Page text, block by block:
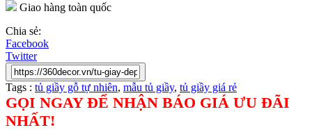
Giao hàng toàn quốc
Chia sẻ:
Facebook
Twitter
Tags : tủ giầy gỗ tự nhiên, mẫu tủ giầy, tủ giầy giá rẻ
GỌI NGAY ĐỂ NHẬN BÁO GIÁ ƯU ĐÃI
NHẤT!